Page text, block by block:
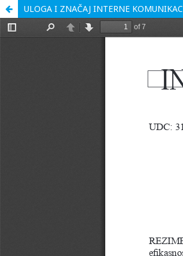
ULOGA I ZNAČAJ INTERNE